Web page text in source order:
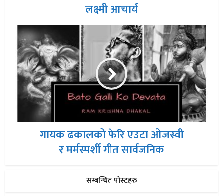
लक्ष्मी आचार्य
गायक ढकालको फेरि एउटा ओजस्वी
र मर्मस्पर्शी गीत सार्वजनिक
सम्बन्धित पोस्टहरु